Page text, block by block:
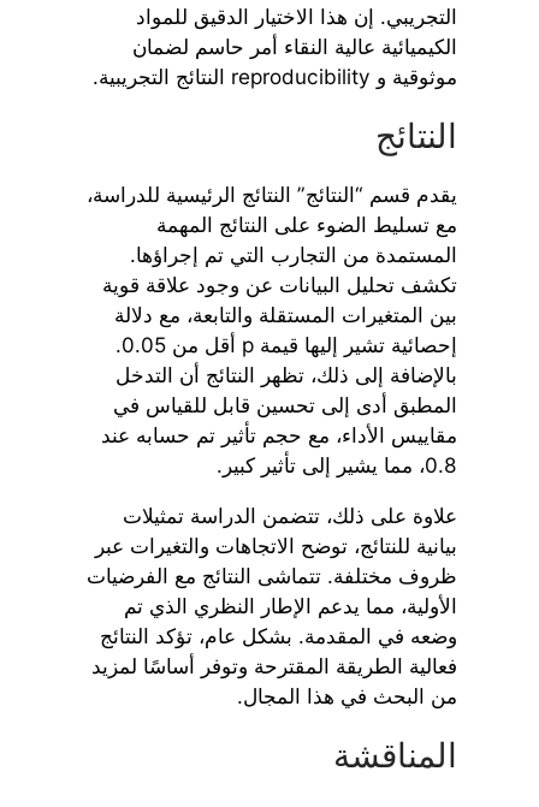
التجريبي. إن هذا الاختيار الدقيق للمواد
الكيميائية عالية النقاء أمر حاسم لضمان
موثوقية و reproducibility النتائج التجريبية.
النتائج
يقدم قسم “النتائج” النتائج الرئيسية للدراسة،
مع تسليط الضوء على النتائج المهمة
المستمدة من التجارب التي تم إجراؤها.
تكشف تحليل البيانات عن وجود علاقة قوية
بين المتغيرات المستقلة والتابعة، مع دلالة
إحصائية تشير إليها قيمة p أقل من 0.05.
بالإضافة إلى ذلك، تظهر النتائج أن التدخل
المطبق أدى إلى تحسين قابل للقياس في
مقاييس الأداء، مع حجم تأثير تم حسابه عند
0.8، مما يشير إلى تأثير كبير.
علاوة على ذلك، تتضمن الدراسة تمثيلات
بيانية للنتائج، توضح الاتجاهات والتغيرات عبر
ظروف مختلفة. تتماشى النتائج مع الفرضيات
الأولية، مما يدعم الإطار النظري الذي تم
وضعه في المقدمة. بشكل عام، تؤكد النتائج
فعالية الطريقة المقترحة وتوفر أساسًا لمزيد
من البحث في هذا المجال.
المناقشة